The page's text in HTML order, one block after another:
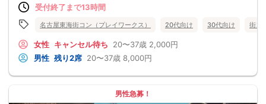
受付終了まで13時間
名古屋東海街コン（プレイワークス） 20代向け 30代向け 街コ
女性 キャンセル待ち 20〜37歳 2,000円
男性 残り2席 20〜37歳 8,000円
男性急募！